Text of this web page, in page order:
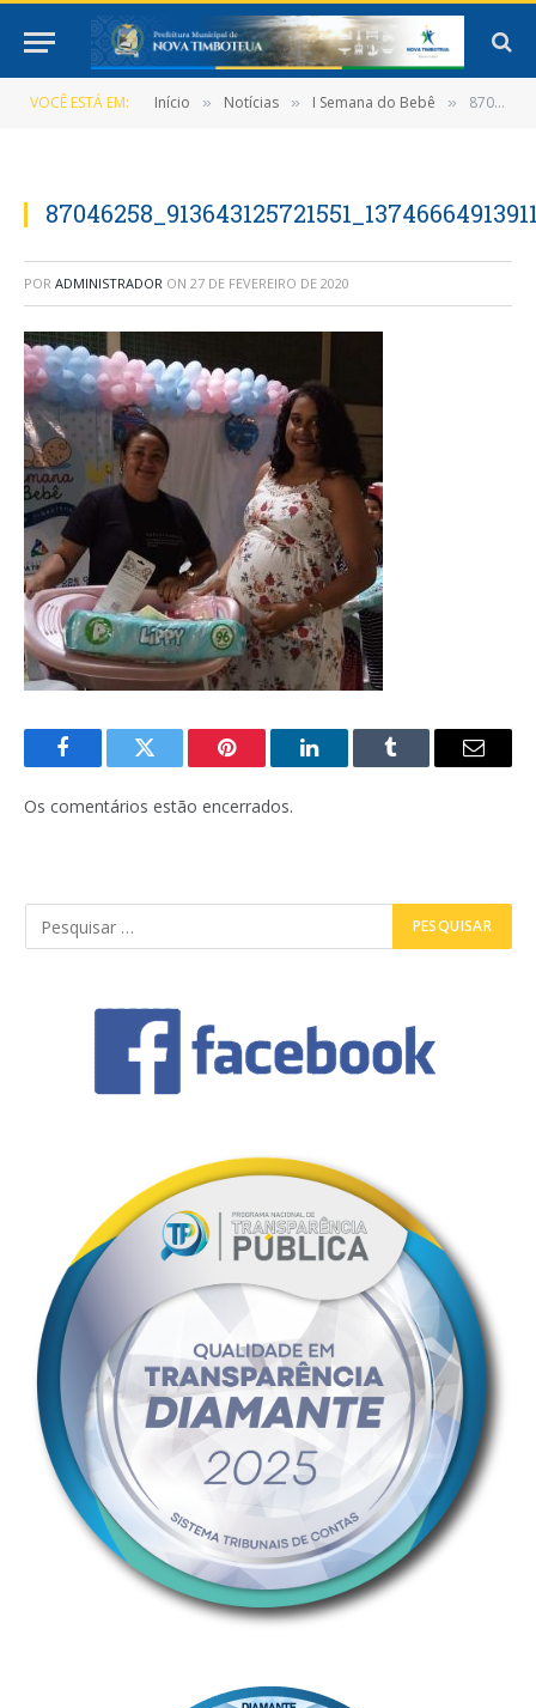
VOCÊ ESTÁ EM: Início » Notícias » I Semana do Bebê » 87046258_913643125721551_1374666491391115264_n
POR ADMINISTRADOR ON 27 DE FEVEREIRO DE 2020
FacebookTwitter Pinterest LinkedInTumblr
E-
Os comentários estão encerrados.